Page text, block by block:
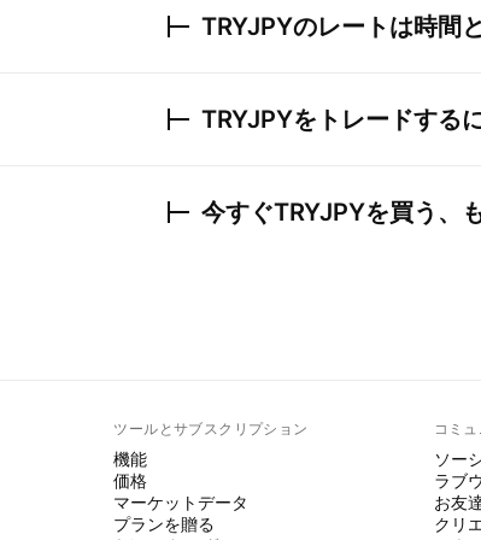
TRYJPYのレートは時間
TRYJPYをトレードする
今すぐTRYJPYを買う、
ツールとサブスクリプション
機能
価格
マーケットデータ
プランを贈る
コミ
ソー
ラブ
お友
クリ